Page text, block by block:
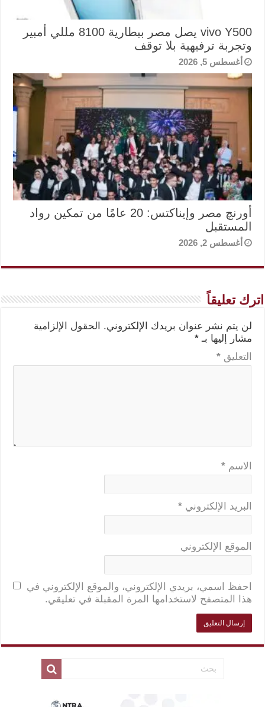
vivo Y500 يصل مصر ببطارية 8100 مللي أمبير
وتجربة ترفيهية بلا توقف
أغسطس 5, 2026
أورنچ مصر وإيناكتس: 20 عامًا من تمكين رواد
المستقبل
أغسطس 2, 2026
اترك تعليقاً
لن يتم نشر عنوان بريدك الإلكتروني.
الحقول الإلزامية
مشار إليها بـ *
التعليق *
الاسم *
البريد الإلكتروني *
الموقع الإلكتروني
احفظ اسمي، بريدي الإلكتروني، والموقع الإلكتروني في
هذا المتصفح لاستخدامها المرة المقبلة في تعليقي.